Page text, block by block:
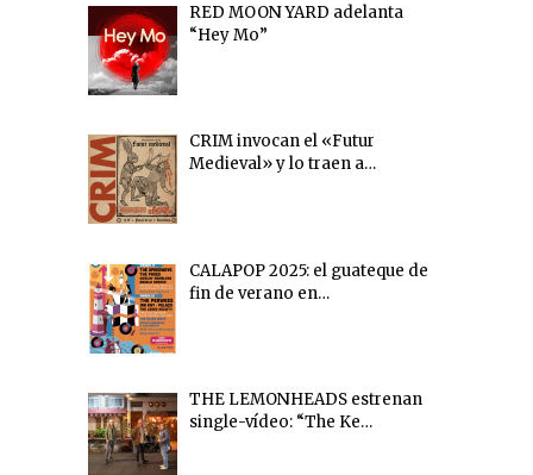
RED MOON YARD adelanta
“Hey Mo”
CRIM invocan el «Futur
Medieval» y lo traen a…
CALAPOP 2025: el guateque de
fin de verano en…
THE LEMONHEADS estrenan
single-vídeo: “The Ke…